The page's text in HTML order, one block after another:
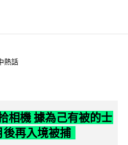
熱話
相機 據為己有被的士
再入境被捕